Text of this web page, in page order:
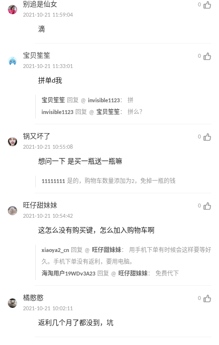
别追是仙女
0
2021-10-21 11:59:04
滴
宝贝笙笙
0
2021-10-21 11:33:01
拼单d我
宝贝笙笙 回复 @ invisible1123： 拼
invisible1123 回复 @ 宝贝笙笙 ： 拼么？
锅又坏了
0
2021-10-21 10:55:08
想问一下 是买一瓶送一瓶嘛
11111111 是的，购物车数量添加为2，免掉一瓶的钱
旺仔甜妹妹
0
2021-10-21 10:54:42
这怎么没有购买键，怎么加入购物车啊
xiaoya2_cn 回复 @ 旺仔甜妹妹： 用手机下单有时候会这样要等好
久。手机下单没有返利，要用电脑。
海淘用户19WDv3A23 回复 @ 旺仔甜妹妹： 免费代下
橘憨憨
0
2021-10-21 10:02:11
返利几个月了都没到，坑